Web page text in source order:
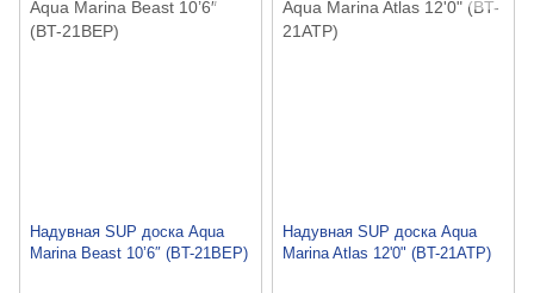
Надувная SUP доска Aqua
Marina Beast 10’6″ (BT-21BEP)
Надувная SUP доска Aqua
Marina Atlas 12'0" (BT-21ATP)